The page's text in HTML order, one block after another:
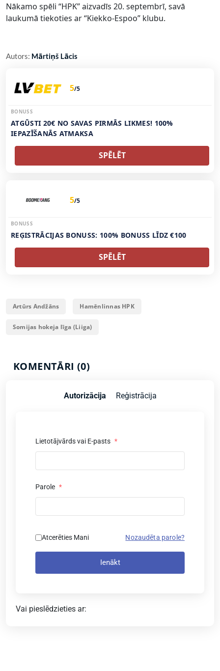
Nākamo spēli “HPK” aizvadīs 20. septembrī, savā
laukumā tiekoties ar “Kiekko-Espoo” klubu.
Autors: Mārtiņš Lācis
5/5
BONUSS
ATGŪSTI 20€ NO SAVAS PIRMĀS LIKMES! 100%
IEPAZĪŠANĀS ATMAKSA
SPĒLĒT
5/5
BONUSS
REĢISTRĀCIJAS BONUSS: 100% BONUSS LĪDZ €100
SPĒLĒT
Artūrs Andžāns Hamēnlinnas HPK
Somijas hokeja līga (Liiga)
KOMENTĀRI (0)
Autorizācija Reģistrācija
Lietotājvārds vai E-pasts *
Parole *
Atcerēties Mani Nozaudēta parole?
Ienākt
Vai pieslēdzieties ar: